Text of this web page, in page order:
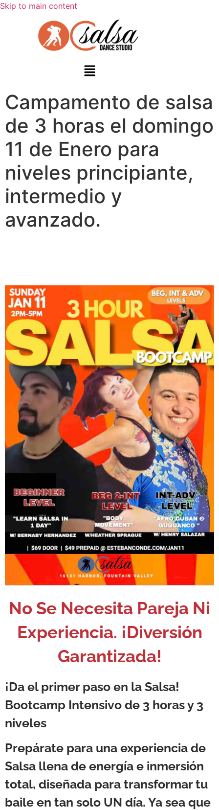
Skip to main content
Campamento de salsa
de 3 horas el domingo
11 de Enero para
niveles principiante,
intermedio y
avanzado.
No Se Necesita Pareja Ni
Experiencia. ¡Diversión
Garantizada!
¡Da el primer paso en la Salsa!
Bootcamp Intensivo de 3 horas y 3
niveles
Prepárate para una experiencia de
Salsa llena de energía e inmersión
total, diseñada para transformar tu
baile en tan solo UN día. Ya sea que